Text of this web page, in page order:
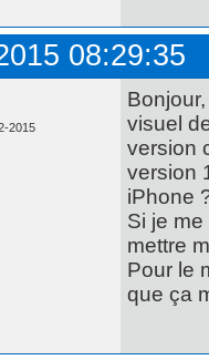
08:29:35
2015
visuel
version
version
iPhone
Si je
mettre
Pour le
que ça